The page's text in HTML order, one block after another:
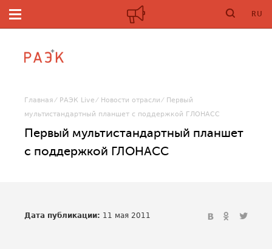
RU
Главная РАЭК Live Новости отрасли
Первый
мультистандартный планшет с поддержкой ГЛОНАСС
Первый мультистандартный планшет
с поддержкой ГЛОНАСС
Дата публикации: 11 мая 2011